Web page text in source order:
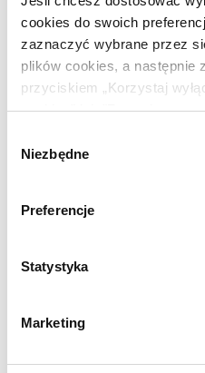
cookies do swoich
zaznaczyć wybrane przez
plików cookies, a następnie
przyciskiem „Korzystaj
cookies” lub "Zezwalam na
zgody
Niezbędne
Preferencje
Statystyka
Marketing
Marketing
Newsletter
Polityka prywatności
Regulamin sklepu
RODO
Webinar
Zwroty i reklamacje